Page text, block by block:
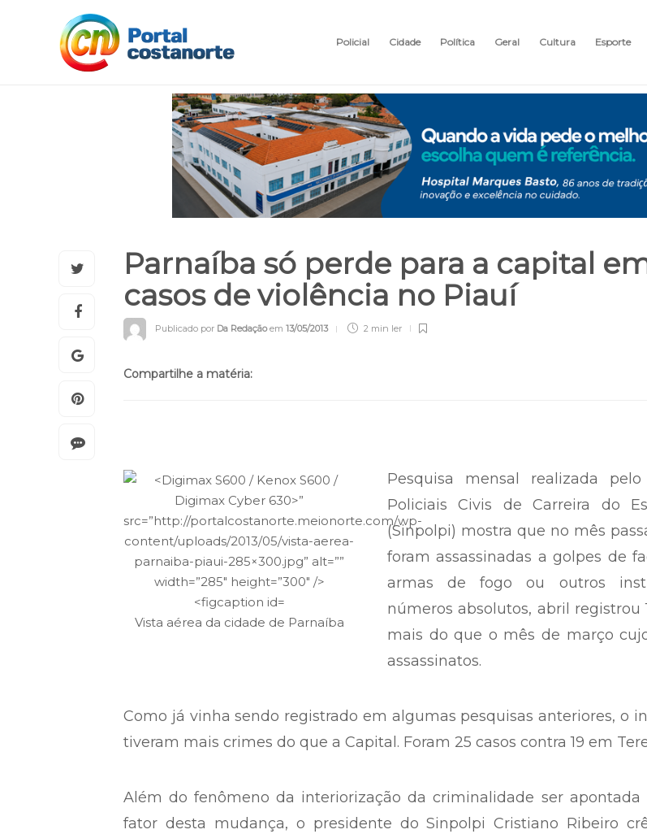
Policial Cidade Política Geral Cultura Esporte
Parnaíba só perde para a capital
casos de violência no Piauí
Publicado por Da Redaçãoem 13/05/2013 2 min ler
Compartilhe a matéria:
Vista aérea da cidade de Parnaíba
Pesquisa mensal realizada
Policiais Civis de Carreira do
(Sinpolpi) mostra que no mês
foram assassinadas a golpes de
armas de fogo ou outros
números absolutos, abril registrou
mais do que o mês de março
assassinatos.
Como já vinha sendo registrado em algumas pesquisas anteriores, o
tiveram mais crimes do que a Capital. Foram 25 casos contra 19 em
Além do fenômeno da interiorização da criminalidade ser apontada
fator desta mudança, o presidente do Sinpolpi Cristiano Ribeiro